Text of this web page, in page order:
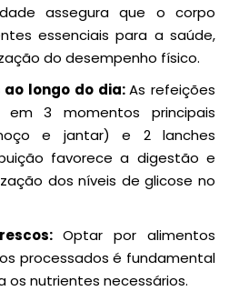
assegura que o corpo
essenciais para a saúde,
do desempenho físico.
ao longo do dia:As refeições
em 3 momentos principais
e jantar) e 2 lanches
favorece a digestão e
dos níveis de glicose no
Optar por alimentos
processados é fundamental
os nutrientes necessários.